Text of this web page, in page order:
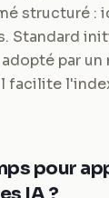
structuré :
Standard
par un
facilite
pour